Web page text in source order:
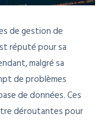
de gestion de
réputé pour sa
malgré sa
de problèmes
de données. Ces
déroutantes pour